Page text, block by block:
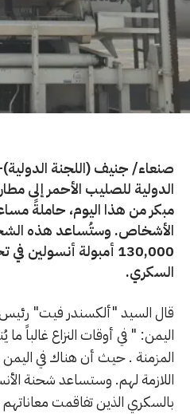
صنعاء/ جنيف (اللجنة
الدولية للصليب الأحمر إلى
مبكر من هذا اليوم، حاملةً
الأشخاص. وستُساعد هذه
130,000 أمبولة
السكري.
قال السيد "ألكسندر فيت" رئيس
اليمن: " في أوقات النزاع غالباً
المزمنة . حيث أن هناك في اليمن
اللازمة لهم. وستساعد شحنة
بالسكري الذين تفاقمت معاناتهم